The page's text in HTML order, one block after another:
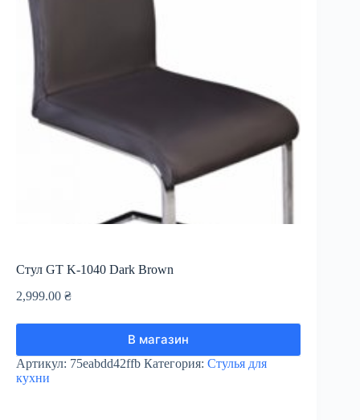
Стул GT K-1040 Dark Brown
2,999.00 ₴
В магазин
Артикул: 75eabdd42ffb Категория: Стулья для
кухни